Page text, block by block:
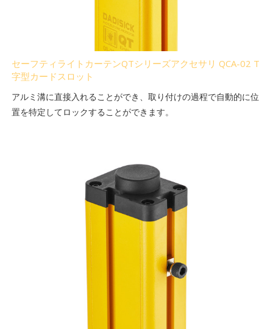
セーフティライトカーテンQTシリーズアクセサリ QCA-02 T
字型カードスロット
アルミ溝に直接入れることができ、取り付けの過程で自動的に位
置を特定してロックすることができます。